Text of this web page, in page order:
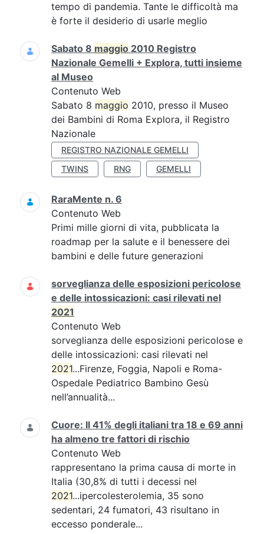
tempo di pandemia. Tante le difficoltà ma
è forte il desiderio di usarle meglio
Sabato 8 maggio 2010 Registro
Nazionale Gemelli + Explora, tutti insieme
al Museo
Contenuto Web
Sabato 8 maggio 2010, presso il Museo
dei Bambini di Roma Explora, il Registro
Nazionale
REGISTRO NAZIONALE GEMELLI
TWINS
RNG GEMELLI
RaraMente n. 6
Contenuto Web
Primi mille giorni di vita, pubblicata la
roadmap per la salute e il benessere dei
bambini e delle future generazioni
sorveglianza delle esposizioni pericolose
e delle intossicazioni: casi rilevati nel
2021
Contenuto Web
sorveglianza delle esposizioni pericolose e
delle intossicazioni: casi rilevati nel
2021...Firenze, Foggia, Napoli e Roma-
Ospedale Pediatrico Bambino Gesù
nell’annualità...
Cuore: Il 41% degli italiani tra 18 e 69 anni
ha almeno tre fattori di rischio
Contenuto Web
rappresentano la prima causa di morte in
Italia (30,8% di tutti i decessi nel
2021...ipercolesterolemia, 35 sono
sedentari, 24 fumatori, 43 risultano in
eccesso ponderale...